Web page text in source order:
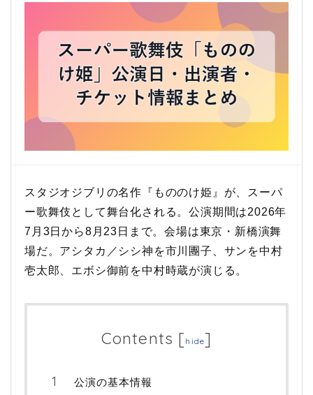
スタジオジブリの名作『もののけ姫』が、スーパ
ー歌舞伎として舞台化される。公演期間は2026年
7月3日から8月23日まで。会場は東京・新橋演舞
場だ。アシタカ／シシ神を市川團子、サンを中村
壱太郎、エボシ御前を中村時蔵が演じる。
Contents [hide]
公演の基本情報